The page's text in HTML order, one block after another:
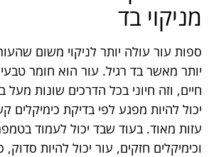
מניקוי בד
ספות עור עולה יותר לניקוי משום
יותר מאשר בד רגיל. עור הוא חומר
חיים, וזה חיוני בכל הדרכים שונות
יכול להיות מפגע לפי בדיקת כימיקלים
עזות מאוד. בעוד שבד יכול לעמוד
וכימיקלים חזקים, עור יכול להיות סדוק,